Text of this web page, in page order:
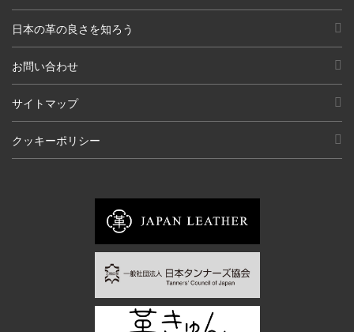
日本の革の良さを知ろう
お問い合わせ
サイトマップ
クッキーポリシー